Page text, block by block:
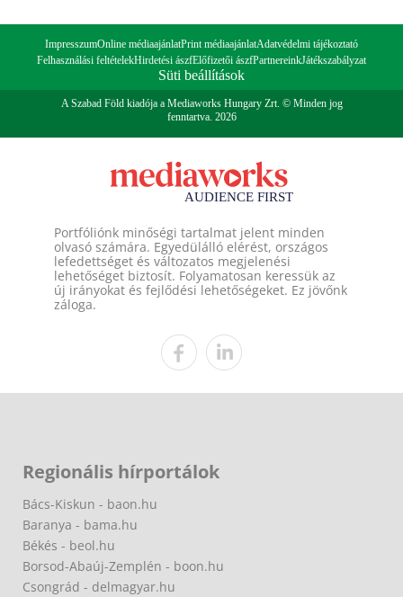
ImpresszumOnline médiaajánlatPrint médiaajánlatAdatvédelmi tájékoztató
Felhasználási feltételekHirdetési ászfElőfizetői ászfPartnereinkJátékszabályzat
Süti beállítások
A Szabad Föld kiadója a Mediaworks Hungary Zrt. © Minden jog
fenntartva. 2026
Portfóliónk minőségi tartalmat jelent minden
olvasó számára. Egyedülálló elérést, országos
lefedettséget és változatos megjelenési
lehetőséget biztosít. Folyamatosan keressük az
új irányokat és fejlődési lehetőségeket. Ez jövőnk
záloga.
Regionális hírportálok
Bács-Kiskun - baon.hu
Baranya - bama.hu
Békés - beol.hu
Borsod-Abaúj-Zemplén - boon.hu
Csongrád - delmagyar.hu